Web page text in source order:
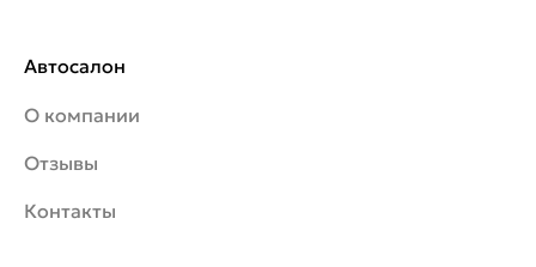
Автосалон
О компании
Отзывы
Контакты